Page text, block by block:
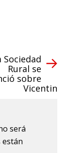
Sociedad
Rural se
sobre
Vicentin
será
están